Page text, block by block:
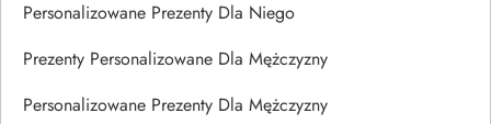
Personalizowane Prezenty Dla Niego
Prezenty Personalizowane Dla Mężczyzny
Personalizowane Prezenty Dla Mężczyzny